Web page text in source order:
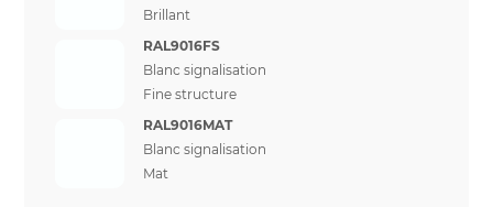
Brillant
RAL9016FS
Blanc signalisation
Fine structure
RAL9016MAT
Blanc signalisation
Mat